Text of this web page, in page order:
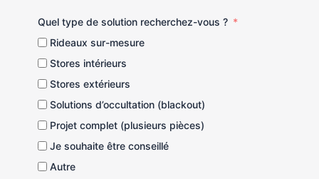
Quel type de solution recherchez-vous ?
Rideaux sur-mesure
Stores intérieurs
Stores extérieurs
Solutions d’occultation (blackout)
Projet complet (plusieurs pièces)
Je souhaite être conseillé
Autre